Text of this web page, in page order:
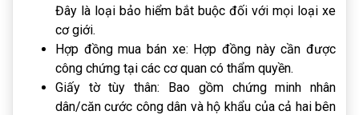
Đây là loại bảo hiểm bắt buộc đối với mọi loại xe
cơ giới.
Hợp đồng mua bán xe: Hợp đồng này cần được
công chứng tại các cơ quan có thẩm quyền.
Giấy tờ tùy thân: Bao gồm chứng minh nhân
dân/căn cước công dân và hộ khẩu của cả hai bên